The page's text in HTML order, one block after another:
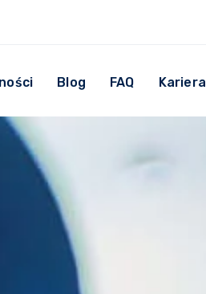
Blog FAQ Kariera